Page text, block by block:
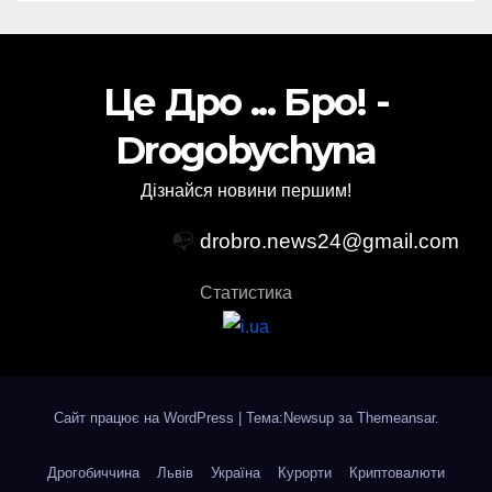
Це Дро ... Бро! -
Drogobychyna
Дізнайся новини першим!
📭 drobro.news24@gmail.com
Статистика
Сайт працює на WordPress Тема:Newsup за Themeansar.
Дрогобиччина Львів Україна Курорти Криптовалюти